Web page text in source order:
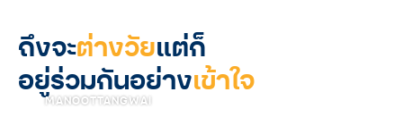
ถึงจะต่างวัยแต่ก็
อยู่ร่วมกันอย่างเข้าใจ
MANOOTTANGWAI